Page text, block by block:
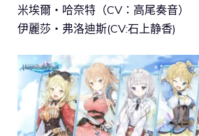
米埃爾・哈奈特（CV：高尾奏音）
伊麗莎・弗洛迪斯(CV:石上静香)